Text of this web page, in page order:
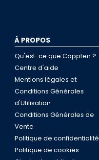
À PROPOS
Qu'est-ce que Coppten ?
Centre d'aide
Mentions légales et
Conditions Générales
d'Utilisation
Conditions Générales de
Vente
Politique de confidentialité
Politique de cookies